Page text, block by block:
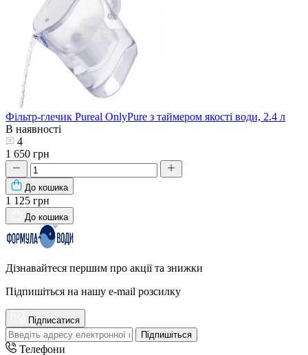
Фільтр-глечик Pureal OnlyPure з таймером якості води, 2.4 л
В наявності
4
1 650 грн
До кошика
1 125 грн
До кошика
Дізнавайтеся першим про акції та знижки
Підпишіться на нашу e-mail розсилку
Підписатися
Підпишіться
Телефони